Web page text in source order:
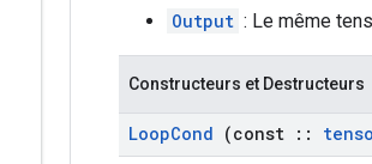
Output : Le même
Constructeurs et Destructeurs
LoopCond (const ::